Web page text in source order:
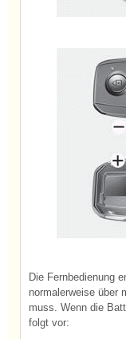
Die Fernbedienung
normalerweise über
muss. Wenn die
folgt vor: